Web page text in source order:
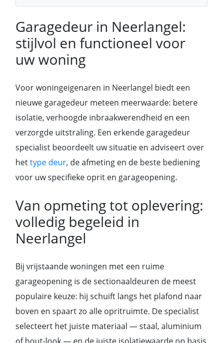
Garagedeur in Neerlangel:
stijlvol en functioneel voor
uw woning
Voor woningeigenaren in Neerlangel biedt een
nieuwe garagedeur meteen meerwaarde: betere
isolatie, verhoogde inbraakwerendheid en een
verzorgde uitstraling. Een erkende garagedeur
specialist beoordeelt uw situatie en adviseert over
hettype deur, de afmeting en de beste bediening
voor uw specifieke oprit en garageopening.
Van opmeting tot oplevering:
volledig begeleid in
Neerlangel
Bij vrijstaande woningen met een ruime
garageopening is de sectionaaldeuren de meest
populaire keuze: hij schuift langs het plafond naar
boven en spaart zo alle opritruimte. De specialist
selecteert het juiste materiaal — staal, aluminium